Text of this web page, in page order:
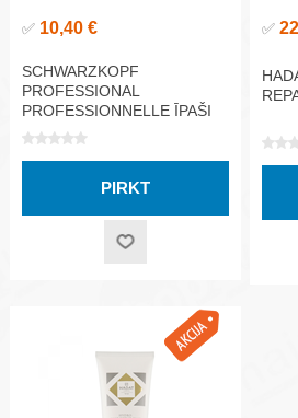
✅ 10,40 €
SCHWARZKOPF
PROFESSIONAL
PROFESSIONNELLE ĪPAŠI
STIPRAS FIKSĀCIJAS MATU
✅